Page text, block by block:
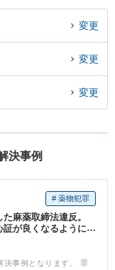
変更
変更
変更
決事例
# 薬物犯罪
麻薬取締法違反。
が良くなるように
決事例となります。 罪